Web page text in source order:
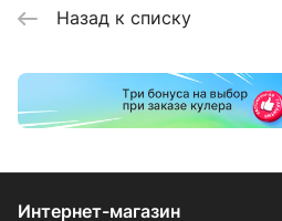
Назад к списку
Интернет-магазин